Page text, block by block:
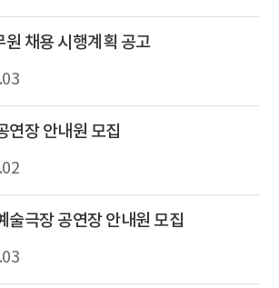
채용 시행계획 공고
연장 안내원 모집
술극장 공연장 안내원 모집